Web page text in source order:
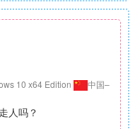
10 x64 Edition
中国–
人吗？